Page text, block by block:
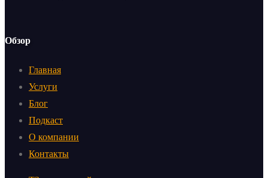
Обзор
Главная
Услуги
Блог
Подкаст
О компании
Контакты